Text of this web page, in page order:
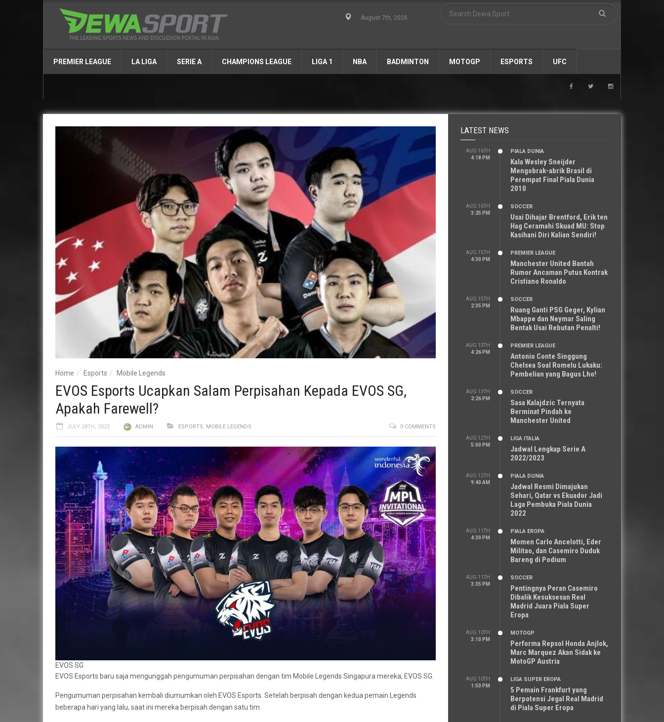
August 7th, 2026
PREMIER LEAGUE LA LIGA SERIE A CHAMPIONS LEAGUE LIGA 1 NBA BADMINTON MOTOGP ESPORTS UFC
Home Esports Mobile Legends
EVOS Esports Ucapkan Salam Perpisahan Kepada EVOS SG,
Apakah Farewell?
JULY 28TH, 2022 ADMIN ESPORTS, MOBILE LEGENDS 0 COMMENTS
EVOS SG
EVOS Esports baru saja mengunggah pengumuman perpisahan dengan tim Mobile Legends Singapura mereka, EVOS SG.
Pengumuman perpisahan kembali diumumkan oleh EVOS Esports. Setelah berpisah dengan kedua pemain Legends
beberapa hari yang lalu, saat ini mereka berpisah dengan satu tim.
LATEST NEWS
AUG 16TH
4:18 PM
PIALA DUNIA
Kala Wesley Sneijder
Mengobrak-abrik Brasil di
Perempat Final Piala Dunia
2010
AUG 16TH
3:25 PM
SOCCER
Usai Dihajar Brentford, Erik ten
Hag Ceramahi Skuad MU: Stop
Kasihani Diri Kalian Sendiri!
AUG 15TH
4:30 PM
PREMIER LEAGUE
Manchester United Bantah
Rumor Ancaman Putus Kontrak
Cristiano Ronaldo
AUG 15TH
2:35 PM
SOCCER
Ruang Ganti PSG Geger, Kylian
Mbappe dan Neymar Saling
Bentak Usai Rebutan Penalti!
AUG 13TH
4:26 PM
PREMIER LEAGUE
Antonio Conte Singgung
Chelsea Soal Romelu Lukaku:
Pembelian yang Bagus Lho!
AUG 13TH
2:26 PM
SOCCER
Sasa Kalajdzic Ternyata
Berminat Pindah ke
Manchester United
AUG 12TH
5:00 PM
LIGA ITALIA
Jadwal Lengkap Serie A
2022/2023
AUG 12TH
9:40 AM
PIALA DUNIA
Jadwal Resmi Dimajukan
Sehari, Qatar vs Ekuador Jadi
Laga Pembuka Piala Dunia
2022
AUG 11TH
4:30 PM
PIALA EROPA
Momen Carlo Ancelotti, Eder
Militao, dan Casemiro Duduk
Bareng di Podium
AUG 11TH
3:35 PM
SOCCER
Pentingnya Peran Casemiro
Dibalik Kesuksesan Real
Madrid Juara Piala Super
Eropa
AUG 10TH
3:10 PM
MOTOGP
Performa Repsol Honda Anjlok,
Marc Marquez Akan Sidak ke
MotoGP Austria
AUG 10TH
1:50 PM
LIGA SUPER EROPA
5 Pemain Frankfurt yang
Berpotensi Jegal Real Madrid
di Piala Super Eropa